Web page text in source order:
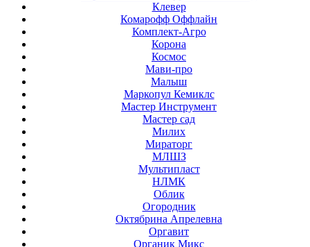
Клевер
Комарофф Оффлайн
Комплект-Агро
Корона
Космос
Мави-про
Малыш
Маркопул Кемиклс
Мастер Инструмент
Мастер сад
Милих
Мираторг
МЛШЗ
Мультипласт
НЛМК
Облик
Огородник
Октябрина Апрелевна
Оргавит
Органик Микс